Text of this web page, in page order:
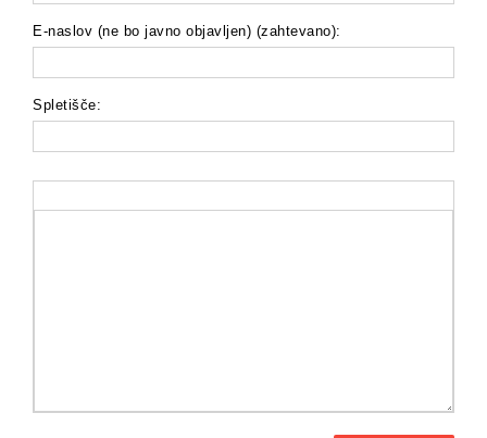
E-naslov (ne bo javno objavljen) (zahtevano):
Spletišče: